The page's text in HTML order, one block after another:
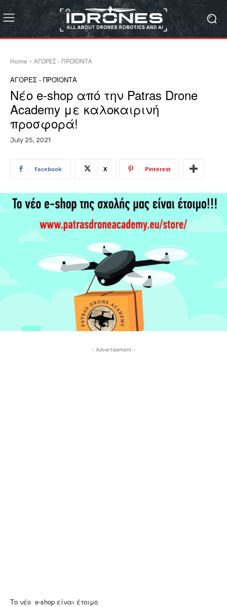
Home ΑΓΟΡΕΣ - ΠΡΟΪΟΝΤΑ
ΑΓΟΡΕΣ - ΠΡΟΪΟΝΤΑ
Νέο e-shop από την Patras Drone
Academy με καλοκαιρινή
προσφορά!
July 25, 2021
Facebook X Pinterest
- Advertisement -
Το νέο e-shop είναι έτοιμο